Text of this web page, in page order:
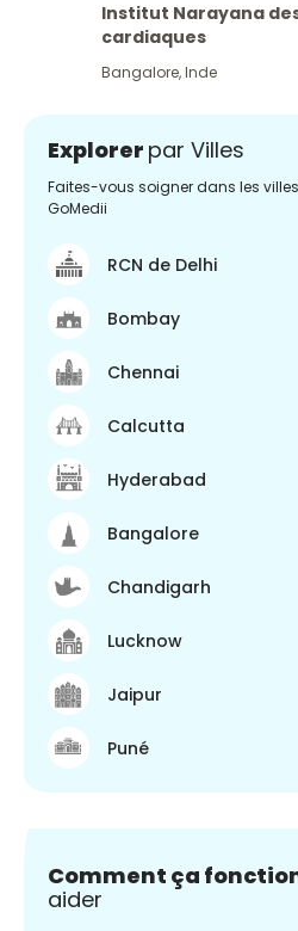
Institut Narayana
cardiaques
Bangalore,Inde
Explorer par Villes
Faites-vous soigner dans les
GoMedii
RCN de Delhi
Bombay
Chennai
Calcutta
Hyderabad
Bangalore
Chandigarh
Lucknow
Jaipur
Puné
Comment ça
aider